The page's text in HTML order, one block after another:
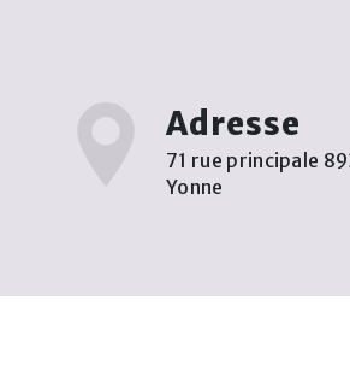
Adresse
71 rue principale
Yonne